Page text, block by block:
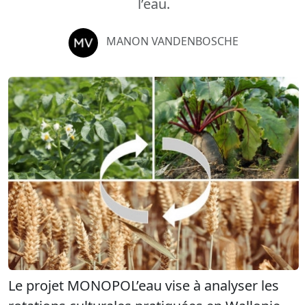
MANON VANDENBOSCHE
Le projet MONOPOL’eau vise à analyser les